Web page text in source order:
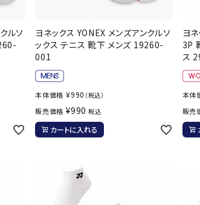
グシューズ
ヨガマット
ヨガアクセサリー
インナーウェア
その他アクセサリー
トレーニング・ジム/カジ
SAYSKY Sondico
suria SVOLME
ルソ
ヨネックス YONEX メンズアンクルソ
ックス テニス 靴下 メンズ 19260-
001
本体価格 ¥990 （税込）
販売価格 ¥990 税込
カートに入れる
ヨ
3P
ス
本体
販売